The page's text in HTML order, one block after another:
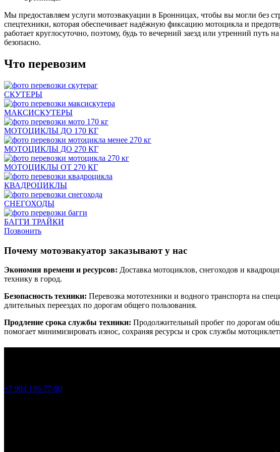
Мы предоставляем услуги мотоэвакуации в Бронницах, чтобы вы могли без
спецтехники, которая обеспечивает надёжную фиксацию мотоцикла и
работает круглосуточно, поэтому, будь то вечерний заезд или утренний
безопасно.
Что перевозим
СКУТЕРЫ
МАКСИСКУТЕРЫ
МОТОЦИКЛЫ ДО 170 КГ
МОТОЦИКЛЫ ДО 270 КГ
МОТОЦИКЛЫ ОТ 270 КГ
КВАДРОЦИКЛЫ
СНЕГОХОДЫ
БАГГИ ТРАЙКИ
Позвонить
Почему мотоэвакуатор заказывают у нас
Экономия времени и ресурсов: Доставка мотоциклов, снегоходов и
технику в город.
Безопасность техники: Перевозка мототехники и водного транспорта на
длительных переездах по дорогам общего пользования.
Продление срока службы техники: Продолжительный пробег по дорогам
помогает минимизировать износ, сохраняя ресурсы и срок службы
+7 903 195-77-90